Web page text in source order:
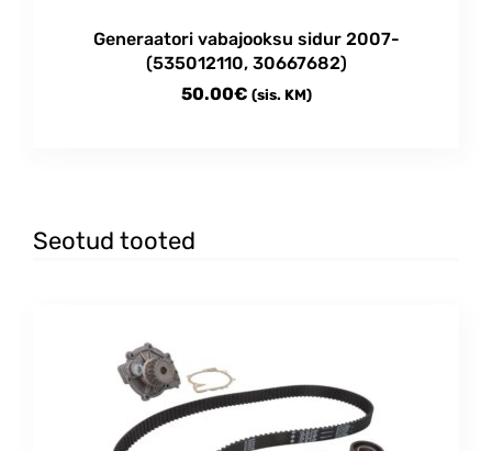
Generaatori vabajooksu sidur 2007-
(535012110, 30667682)
50.00€ (sis. KM)
Seotud tooted